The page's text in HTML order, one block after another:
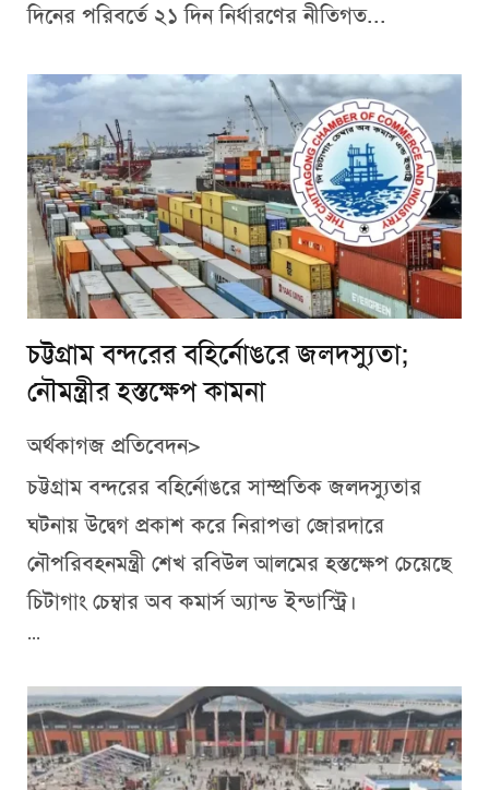
দিনের পরিবর্তে ২১ দিন নির্ধারণের নীতিগত...
চট্টগ্রাম বন্দরের বহির্নোঙরে জলদস্যুতা;
নৌমন্ত্রীর হস্তক্ষেপ কামনা
অর্থকাগজ প্রতিবেদন>
চট্টগ্রাম বন্দরের বহির্নোঙরে সাম্প্রতিক জলদস্যুতার
ঘটনায় উদ্বেগ প্রকাশ করে নিরাপত্তা জোরদারে
নৌপরিবহনমন্ত্রী শেখ রবিউল আলমের হস্তক্ষেপ চেয়েছে
চিটাগাং চেম্বার অব কমার্স অ্যান্ড ইন্ডাস্ট্রি।
...